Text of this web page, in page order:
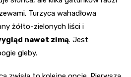
Turzyca wahadłowa
żółto-zielonych liści i
nawet zimą. Jest
gleby.